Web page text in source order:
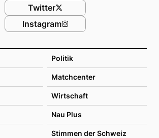
Politik
Matchcenter
Wirtschaft
Nau Plus
Stimmen der Schweiz
Twitter
Instagram